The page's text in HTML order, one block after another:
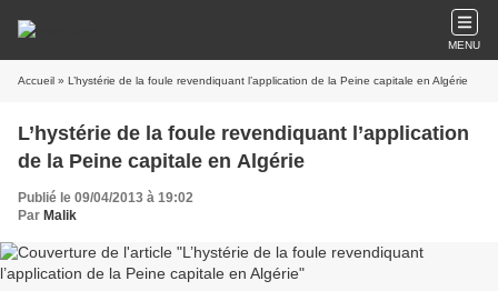
MENU
Accueil » L’hystérie de la foule revendiquant l’application de la Peine capitale en Algérie
L’hystérie de la foule revendiquant l’application
de la Peine capitale en Algérie
Publié le 09/04/2013 à 19:02
Par Malik